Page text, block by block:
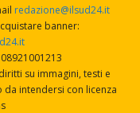
redazione@ilsud24.it
banner:
08921001213
su immagini, testi e
intendersi con licenza